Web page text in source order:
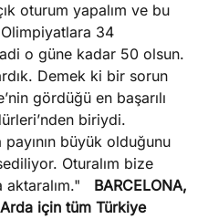
oturum yapalım ve bu
Olimpiyatlara 34
o güne kadar 50 olsun.
Demek ki bir sorun
gördüğü en başarılı
biriydi.
payının büyük olduğunu
Oturalım bize
aktaralım." BARCELONA,
için tüm Türkiye